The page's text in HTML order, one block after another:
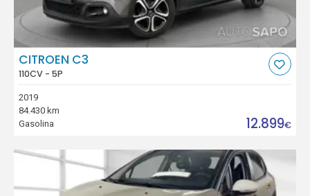
CITROEN C3
110CV - 5P
2019
84.430 km
Gasolina
12.899€